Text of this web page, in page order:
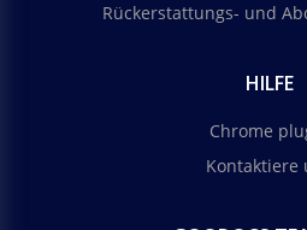
Rückerstattungs- und
HILFE
Chrome
Kontaktiere